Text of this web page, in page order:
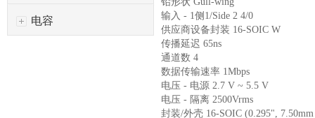
电容
输入 - 1侧1/Side 2 4/0
供应商设备封装 16-SOIC W
传播延迟 65ns
通道数 4
数据传输速率 1Mbps
电压 - 电源 2.7 V ~ 5.5 V
电压 - 隔离 2500Vrms
封装/外壳 16-SOIC (0.295",